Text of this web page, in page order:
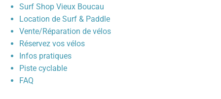
Surf Shop Vieux Boucau
Location de Surf & Paddle
Vente/Réparation de vélos
Réservez vos vélos
Infos pratiques
Piste cyclable
FAQ